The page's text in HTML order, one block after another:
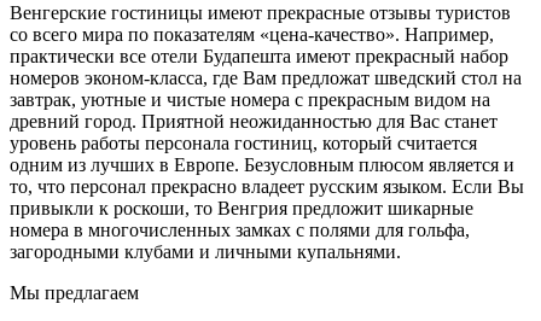
Венгерские гостиницы имеют прекрасные отзывы туристов
со всего мира по показателям «цена-качество». Например,
практически все отели Будапешта имеют прекрасный набор
номеров эконом-класса, где Вам предложат шведский стол на
завтрак, уютные и чистые номера с прекрасным видом на
древний город. Приятной неожиданностью для Вас станет
уровень работы персонала гостиниц, который считается
одним из лучших в Европе. Безусловным плюсом является и
то, что персонал прекрасно владеет русским языком. Если Вы
привыкли к роскоши, то Венгрия предложит шикарные
номера в многочисленных замках с полями для гольфа,
загородными клубами и личными купальнями.
Мы предлагаем